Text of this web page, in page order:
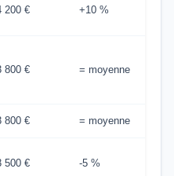
200 € +10 %
800 € = moyenne
800 € = moyenne
500 € -5 %